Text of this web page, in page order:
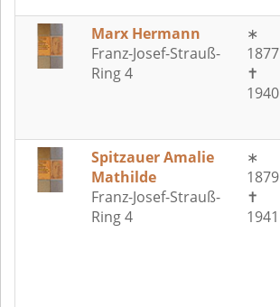
Marx Hermann
Franz-Josef-Strauß-
Ring 4
∗
1877
✝
1940
Spitzauer Amalie
Mathilde
Franz-Josef-Strauß-
Ring 4
∗
1879
✝
1941